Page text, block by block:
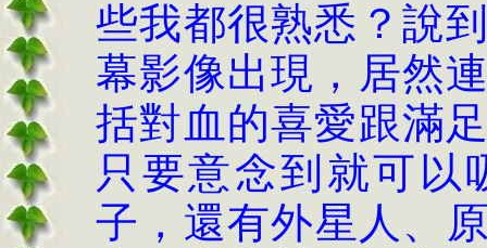
些我都很熟悉？說
幕影像出現，居然
括對血的喜愛跟滿
只要意念到就可以
子，還有外星人、